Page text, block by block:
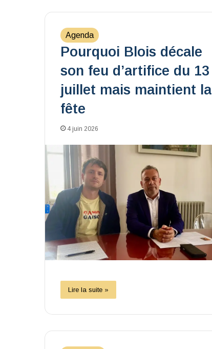
Agenda
Pourquoi Blois décale
son feu d’artifice du 13
juillet mais maintient la
fête
4 juin 2026
Lire la suite »